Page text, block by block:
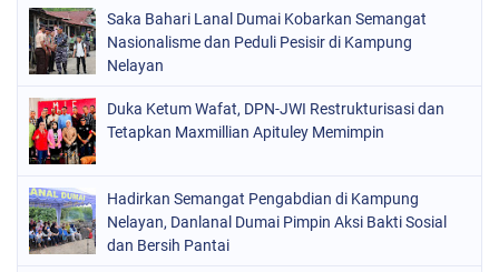
Saka Bahari Lanal Dumai Kobarkan Semangat
Nasionalisme dan Peduli Pesisir di Kampung
Nelayan
Duka Ketum Wafat, DPN-JWI Restrukturisasi dan
Tetapkan Maxmillian Apituley Memimpin
Hadirkan Semangat Pengabdian di Kampung
Nelayan, Danlanal Dumai Pimpin Aksi Bakti Sosial
dan Bersih Pantai